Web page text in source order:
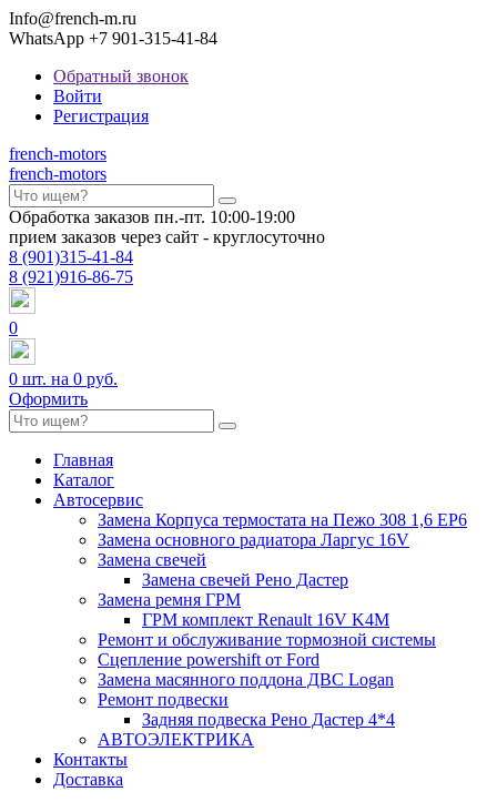
Info@french-m.ru
WhatsApp +7 901-315-41-84
Обратный звонок
Войти
Регистрация
french-motors
french-motors
Обработка заказов пн.-пт. 10:00-19:00
прием заказов через сайт - круглосуточно
8 (901)315-41-84
8 (921)916-86-75
0
0 шт. на 0 руб.
Оформить
Главная
Каталог
Автосервис
Замена Корпуса термостата на Пежо 308 1,6 EP6
Замена основного радиатора Ларгус 16V
Замена свечей
Замена свечей Рено Дастер
Замена ремня ГРМ
ГРМ комплект Renault 16V K4M
Ремонт и обслуживание тормозной системы
Сцепление powershift от Ford
Замена масянного поддона ДВС Logan
Ремонт подвески
Задняя подвеска Рено Дастер 4*4
АВТОЭЛЕКТРИКА
Контакты
Доставка